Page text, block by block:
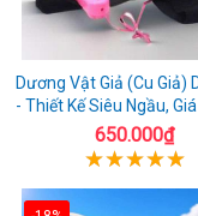
Dương Vật Giả (Cu Giả)
- Thiết Kế Siêu Ngầu,
650.000₫